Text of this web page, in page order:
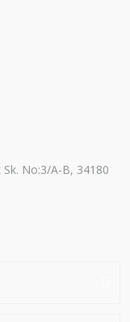
Sk. No:3/A-B, 34180